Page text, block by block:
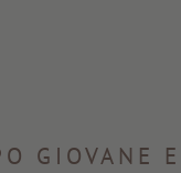
GIOVANE